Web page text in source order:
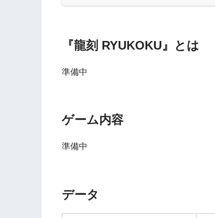
『龍刻 RYUKOKU』とは
準備中
ゲーム内容
準備中
データ